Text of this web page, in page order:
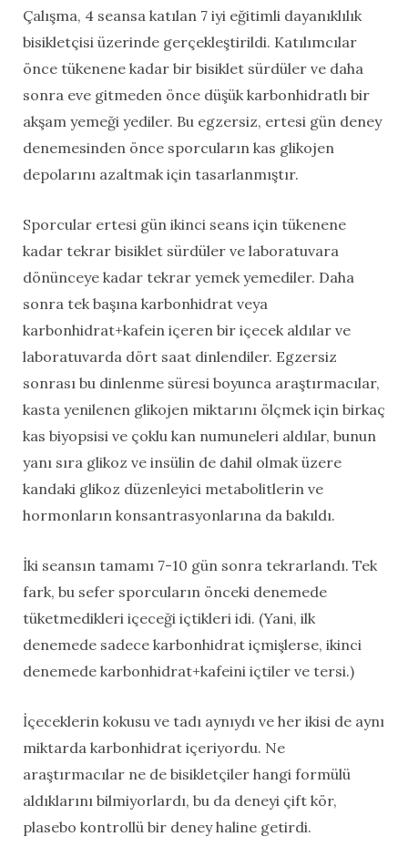
Çalışma, 4 seansa katılan 7 iyi eğitimli dayanıklılık
bisikletçisi üzerinde gerçekleştirildi. Katılımcılar
önce tükenene kadar bir bisiklet sürdüler ve daha
sonra eve gitmeden önce düşük karbonhidratlı bir
akşam yemeği yediler. Bu egzersiz, ertesi gün deney
denemesinden önce sporcuların kas glikojen
depolarını azaltmak için tasarlanmıştır.
Sporcular ertesi gün ikinci seans için tükenene
kadar tekrar bisiklet sürdüler ve laboratuvara
dönünceye kadar tekrar yemek yemediler. Daha
sonra tek başına karbonhidrat veya
karbonhidrat+kafein içeren bir içecek aldılar ve
laboratuvarda dört saat dinlendiler. Egzersiz
sonrası bu dinlenme süresi boyunca araştırmacılar,
kasta yenilenen glikojen miktarını ölçmek için birkaç
kas biyopsisi ve çoklu kan numuneleri aldılar, bunun
yanı sıra glikoz ve insülin de dahil olmak üzere
kandaki glikoz düzenleyici metabolitlerin ve
hormonların konsantrasyonlarına da bakıldı.
İki seansın tamamı 7-10 gün sonra tekrarlandı. Tek
fark, bu sefer sporcuların önceki denemede
tüketmedikleri içeceği içtikleri idi. (Yani, ilk
denemede sadece karbonhidrat içmişlerse, ikinci
denemede karbonhidrat+kafeini içtiler ve tersi.)
İçeceklerin kokusu ve tadı aynıydı ve her ikisi de aynı
miktarda karbonhidrat içeriyordu. Ne
araştırmacılar ne de bisikletçiler hangi formülü
aldıklarını bilmiyorlardı, bu da deneyi çift kör,
plasebo kontrollü bir deney haline getirdi.